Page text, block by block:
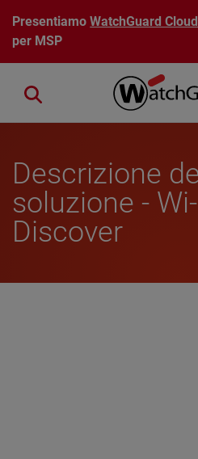
Salta al contenuto principale
PresentiamoWatchGuard
per MSP
Close search
Descrizione
soluzione -
Discover